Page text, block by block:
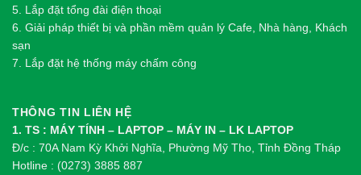
5. Lắp đặt tổng đài điện thoại
6. Giải pháp thiết bị và phần mềm quản lý Cafe, Nhà hàng, Khách
sạn
7. Lắp đặt hệ thống máy chấm công
THÔNG TIN LIÊN HỆ
1. TS : MÁY TÍNH – LAPTOP – MÁY IN – LK LAPTOP
Đ/c : 70A Nam Kỳ Khởi Nghĩa, Phường Mỹ Tho, Tỉnh Đồng Tháp
Hotline : (0273) 3885 887